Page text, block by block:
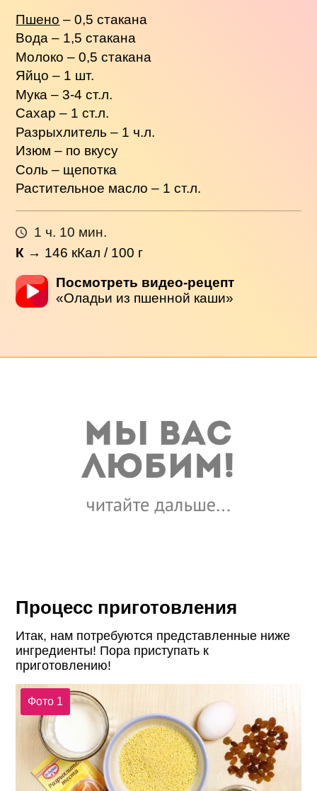
Пшено – 0,5 стакана
Вода – 1,5 стакана
Молоко – 0,5 стакана
Яйцо – 1 шт.
Мука – 3-4 ст.л.
Сахар – 1 ст.л.
Разрыхлитель – 1 ч.л.
Изюм – по вкусу
Соль – щепотка
Растительное масло – 1 ст.л.
1 ч. 10 мин.
К → 146 кКал / 100 г
Посмотреть видео-рецепт
«Оладьи из пшенной каши»
Процесс приготовления
Итак, нам потребуются представленные ниже
ингредиенты! Пора приступать к
приготовлению!
Фото 1